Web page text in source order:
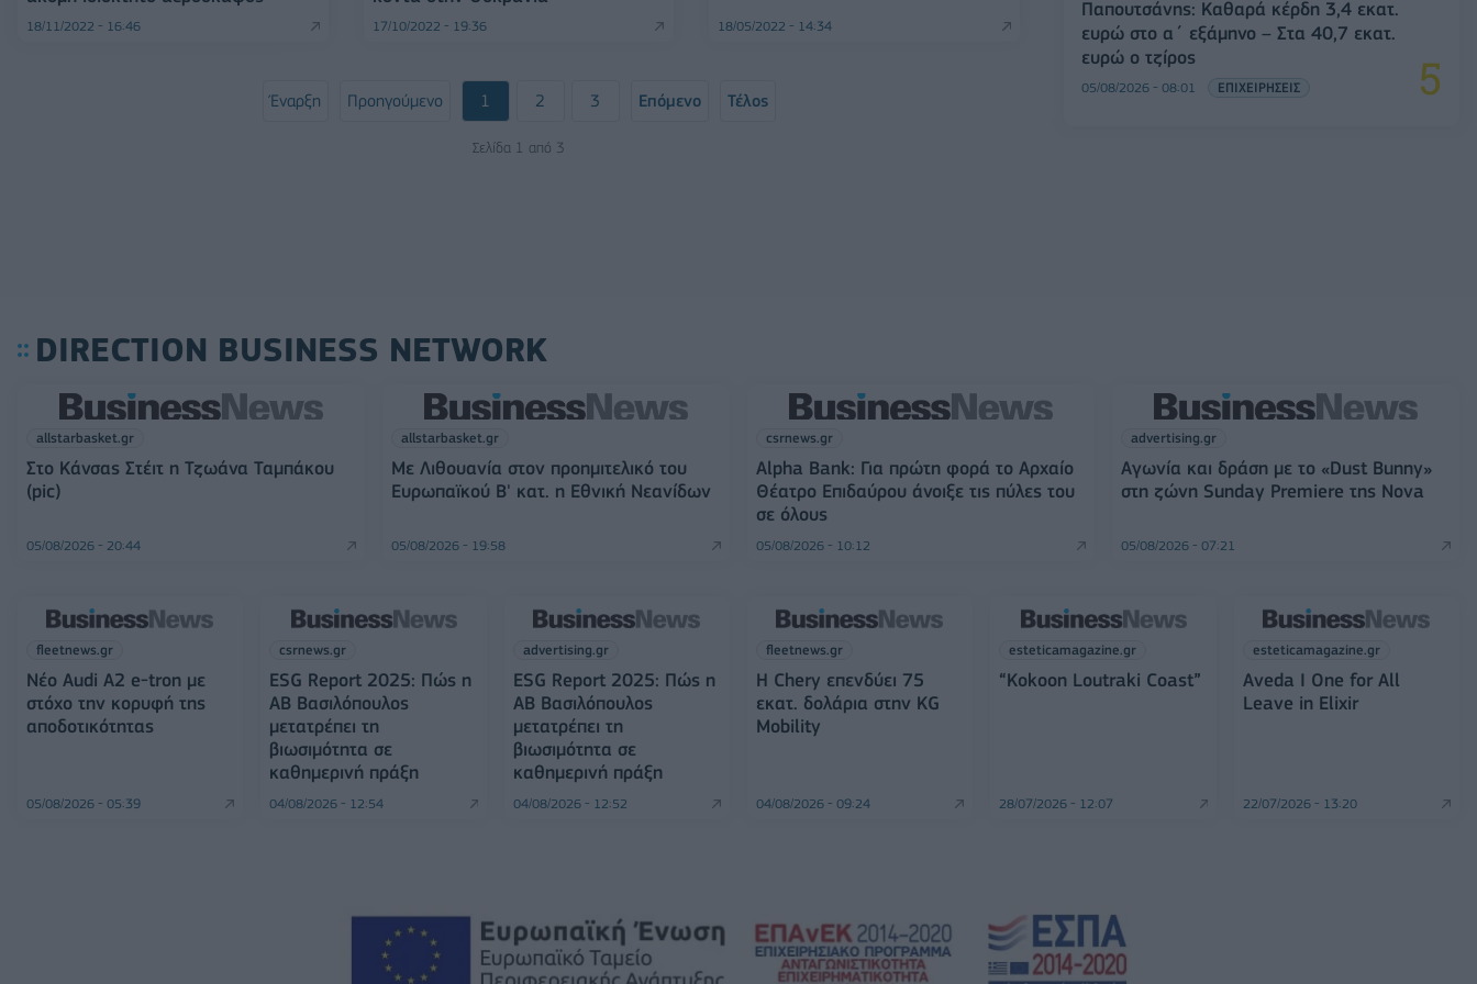
18/11/2022 - 16:46 17/10/2022 - 19:36 18/05/2022 - 14:34
Έναρξη Προηγούμενο 1 2 3 Επόμενο Τέλος
Σελίδα 1 από 3
Παπουτσάνης: Καθαρά κέρδη 3,4 εκατ.
ευρώ στο α΄ εξάμηνο – Στα 40,7 εκατ.
ευρώ ο τζίρος
05/08/2026 - 08:01 ΕΠΙΧΕΙΡΗΣΕΙΣ
DIRECTION BUSINESS NETWORK
allstarbasket.gr
Στο Κάνσας Στέιτ η Τζωάνα Ταμπάκου
(pic)
05/08/2026 - 20:44
allstarbasket.gr
Με Λιθουανία στον προημιτελικό του
Ευρωπαϊκού Β' κατ. η Εθνική Νεανίδων
05/08/2026 - 19:58
csrnews.gr
Alpha Bank: Για πρώτη φορά το Αρχαίο
Θέατρο Επιδαύρου άνοιξε τις πύλες του
σε όλους
05/08/2026 - 10:12
advertising.gr
Αγωνία και δράση με το «Dust Bunny»
στη ζώνη Sunday Premiere της Nova
05/08/2026 - 07:21
fleetnews.gr
Νέο Audi A2 e-tron με
στόχο την κορυφή της
αποδοτικότητας
05/08/2026 - 05:39
csrnews.gr
ESG Report 2025: Πώς η
ΑΒ Βασιλόπουλος
μετατρέπει τη
βιωσιμότητα σε
καθημερινή πράξη
04/08/2026 - 12:54
advertising.gr
ESG Report 2025: Πώς η
ΑΒ Βασιλόπουλος
μετατρέπει τη
βιωσιμότητα σε
καθημερινή πράξη
04/08/2026 - 12:52
fleetnews.gr
Η Chery επενδύει 75
εκατ. δολάρια στην KG
Mobility
04/08/2026 - 09:24
esteticamagazine.gr
“Kokoon Loutraki Coast”
28/07/2026 - 12:07
esteticamagazine.gr
Aveda I One for All
Leave in Elixir
22/07/2026 - 13:20